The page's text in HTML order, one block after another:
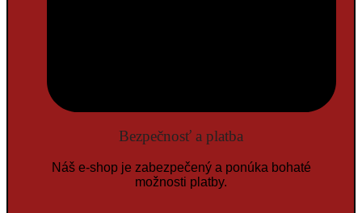
Bezpečnosť a platba
Náš e-shop je zabezpečený a ponúka bohaté
možnosti platby.